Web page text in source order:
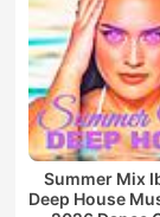
Summer Mix
Deep House